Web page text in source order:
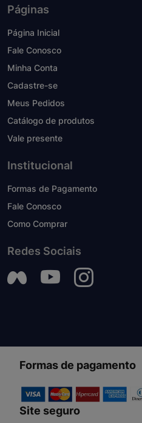
Páginas
Página Inicial
Fale Conosco
Minha Conta
Cadastre-se
Meus Pedidos
Catálogo de produtos
Vale presente
Institucional
Formas de Pagamento
Fale Conosco
Como Comprar
Redes Sociais
Formas de pagamento
Site seguro